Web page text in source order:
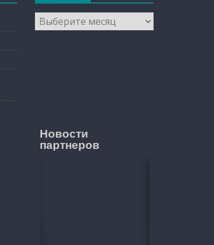
Архивы
Новости
партнеров